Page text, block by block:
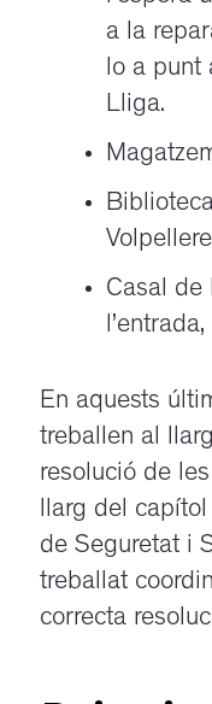
a la
lo a punt
Lliga.
Casal de
En aquests
treballen al
resolució de
llarg del
de Seguretat i
treballat
correcta